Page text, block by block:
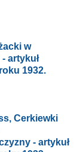
w
artykuł
1932.
Cerkiewki
- artykuł